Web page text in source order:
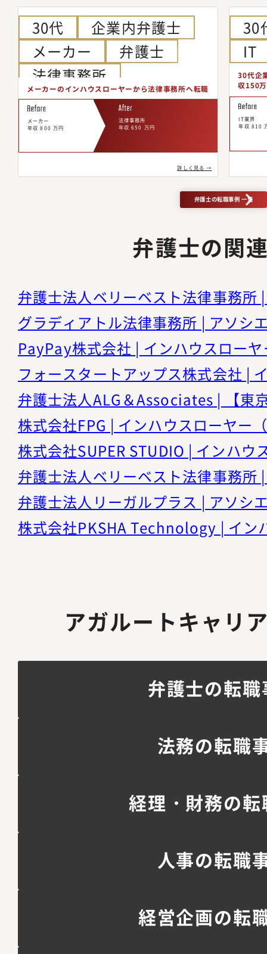
30代
企業内弁護士
メーカー
弁護士
法律事務所
メーカーのインハウスローヤーから法律事務所へ転職
メーカー
年収 800 万円
法律事務所
年収 650 万円
詳しく見る →
30
IT
30代企
収150
IT業界
年収 810
弁護士の転職事例 一覧
弁護士の関
アガルートキャリ
弁護士の転
法務の転職
経理・財務の
人事の転職
経営企画の転